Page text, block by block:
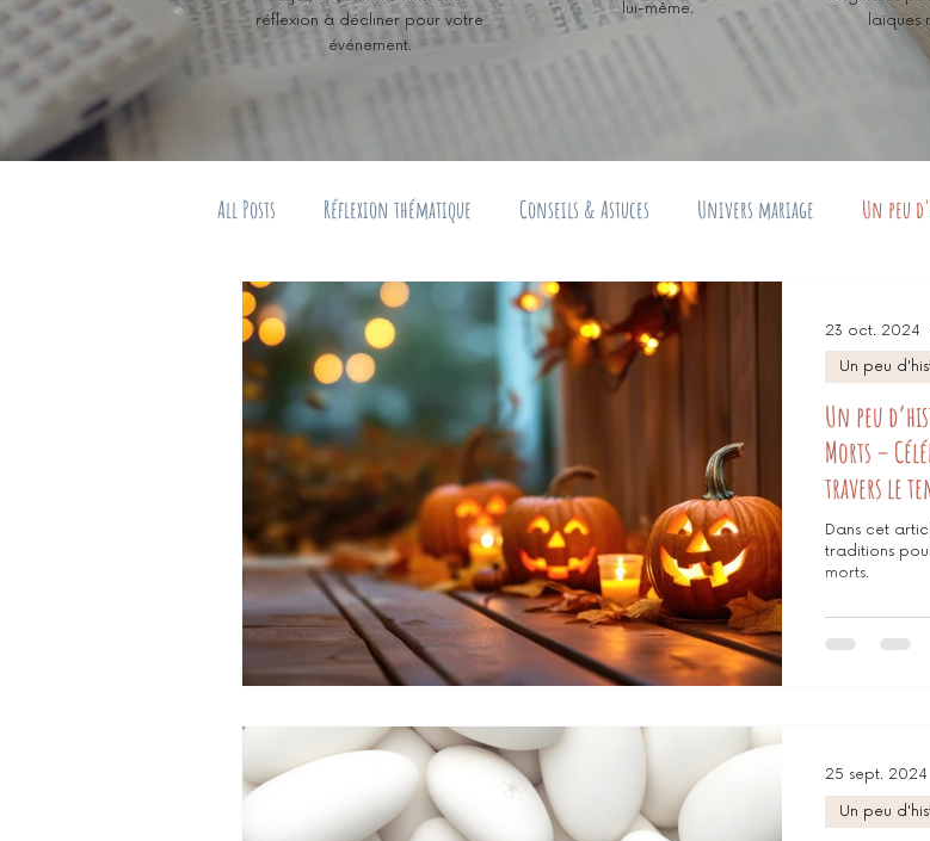
réflexion à décliner pour votre
événement.
lui-même.
laïques
All Posts Réflexion thématique Conseils & Astuces Univers mariage Un peu
Un peu
Morts –
travers le
Dans cet
traditions
morts.
Un peu
23 oct. 2024
Un peu
25 sept. 2024